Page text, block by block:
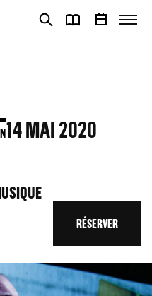
14MAI 2020
RÉSERVER